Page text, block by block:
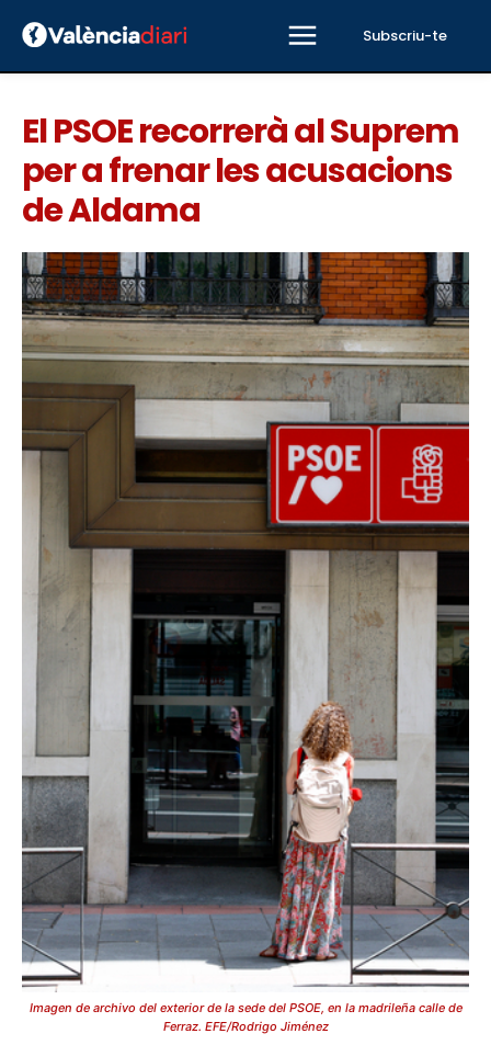
Subscriu-te
El PSOE recorrerà al Suprem
per a frenar les acusacions
de Aldama
Imagen de archivo del exterior de la sede del PSOE, en la madrileña calle de
Ferraz. EFE/Rodrigo Jiménez